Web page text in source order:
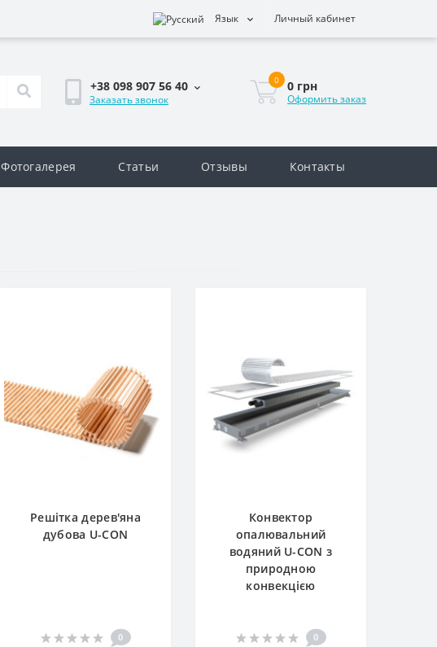
Язык Личный кабинет
+38 098 907 56 40
Заказать звонок
0 0 грн
Оформить заказ
Фотогалерея Статьи Отзывы Контакты
Решітка дерев'яна
дубова U-CON
0
Конвектор
опалювальний
водяний U-CON з
природною
конвекцією
0